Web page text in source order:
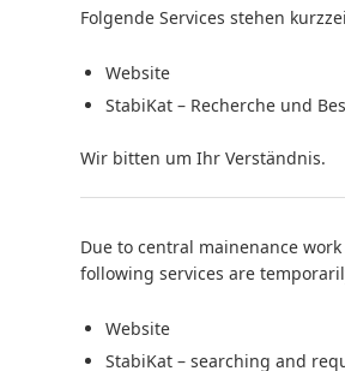
Folgende Services stehen
Website
StabiKat – Recherche und
Wir bitten um Ihr Verständnis.
Due to central mainenance
following services are
Website
StabiKat – searching and